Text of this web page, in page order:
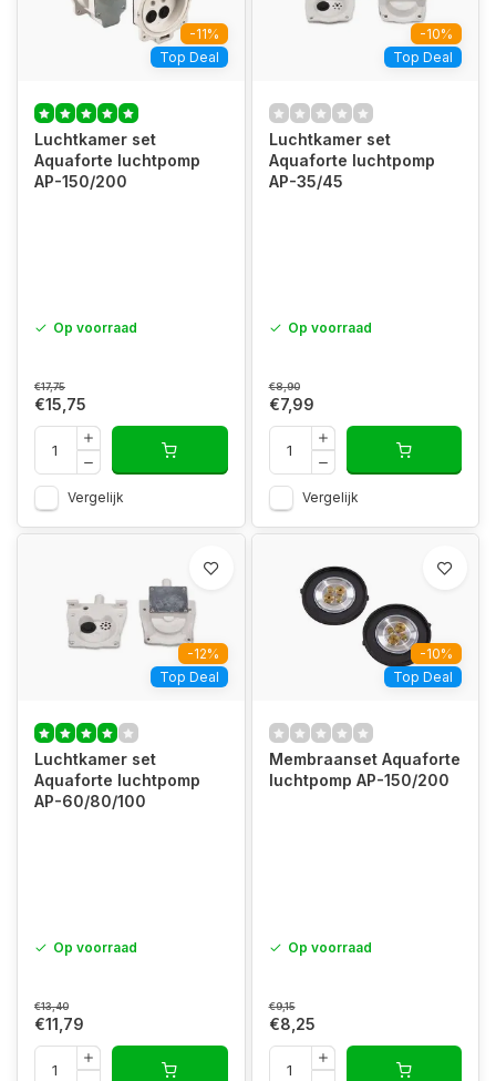
-11%
Top Deal
Luchtkamer set
Aquaforte luchtpomp
AP-150/200
Op voorraad
€17,75
€15,75
Vergelijk
-10%
Top Deal
Luchtkamer set
Aquaforte luchtpomp
AP-35/45
Op voorraad
€8,90
€7,99
Vergelijk
-12%
Top Deal
Luchtkamer set
Aquaforte luchtpomp
AP-60/80/100
Op voorraad
€13,40
€11,79
-10%
Top Deal
Membraanset Aquaforte
luchtpomp AP-150/200
Op voorraad
€9,15
€8,25